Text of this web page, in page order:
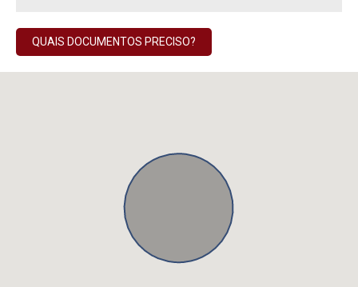
QUAIS DOCUMENTOS PRECISO?